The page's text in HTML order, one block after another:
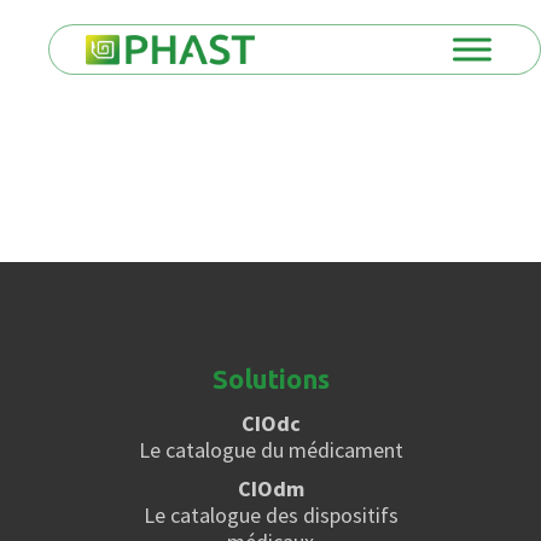
Solutions
CIOdc
Le catalogue du médicament
CIOdm
Le catalogue des dispositifs